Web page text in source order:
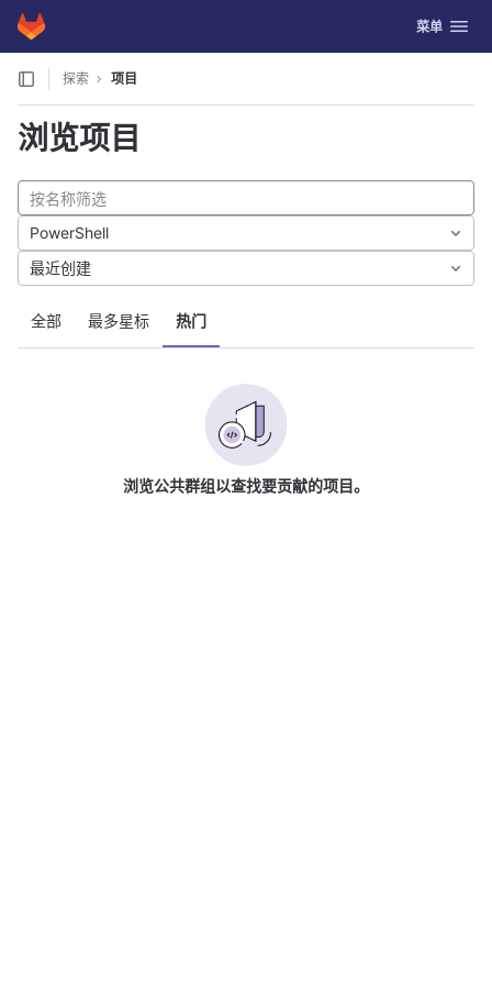
Skip to content
GitLab 切换导航
菜单
探索 项目
浏览项目
全部 最多星标 热门
PowerShell
最近创建
浏览公共群组以查找要贡献的项目。